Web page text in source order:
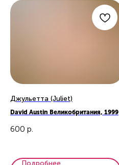
Джульетта (Juliet)
David Austin Великобритания, 1999
600 р.